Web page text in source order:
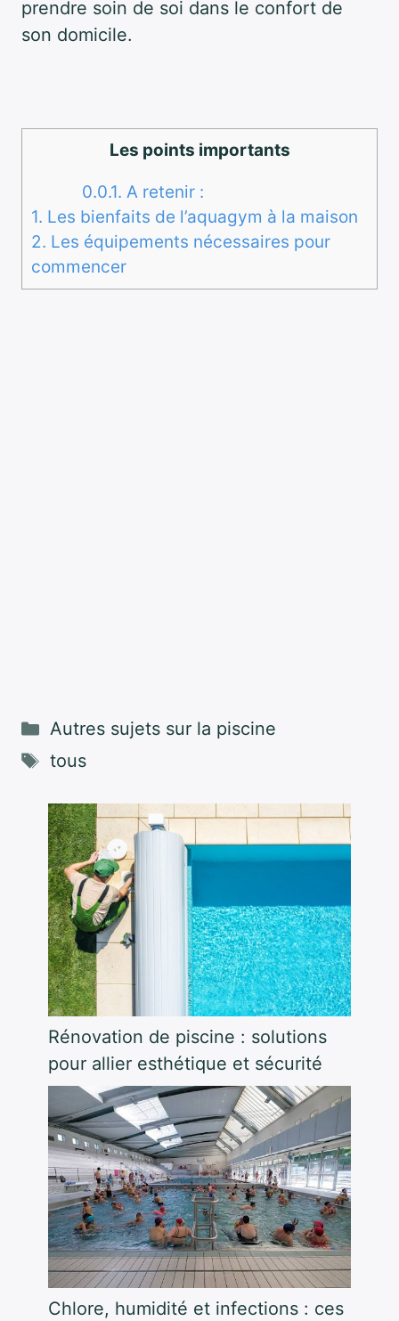
prendre soin de soi dans le confort de
son domicile.
Les points importants
0.0.1. A retenir :
1. Les bienfaits de l’aquagym à la maison
2. Les équipements nécessaires pour
commencer
Catégories
Autres sujets sur la piscine
Étiquettes
tous
Rénovation de piscine : solutions
pour allier esthétique et sécurité
Chlore, humidité et infections : ces